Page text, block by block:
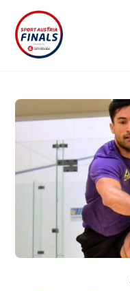
content